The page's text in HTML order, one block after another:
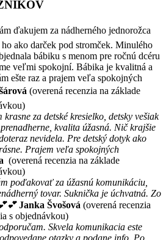
ďakujem za nádherného jednorožca
ako darček pod stromček. Minulého
bábiku s menom pre ročnú dcéru
veľmi spokojní. Bábika je kvalitná a
ešte raz a prajem veľa spokojných
(overená recenzia na základe
za detské kresielko, detsky vešiak
kvalita úžasná. Nič krajšie
nevidela. Pre detský dotyk ako
Prajem veľa spokojných
(overená recenzia na základe
poďakovať za úžasnú komunikáciu,
tovar. Suknička je úchvatná. Zo
Janka Švošová (overená recenzia
s objednávkou)
Skvela komunikacia este
otazky a podane info. Po